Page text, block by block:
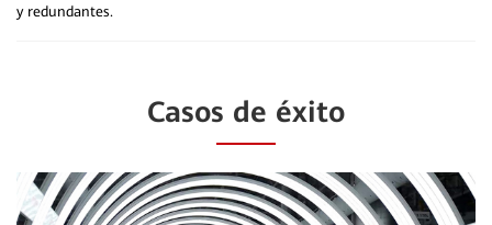
y redundantes.
Casos de éxito